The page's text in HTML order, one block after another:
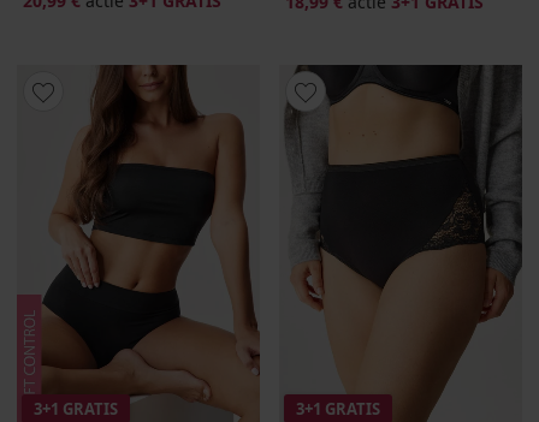
3+1 GRATIS 3+1 GRATIS